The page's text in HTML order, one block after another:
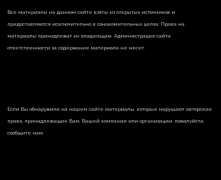
Все материалы на данном сайте взяты из открытых источников и
предоставляются исключительно в ознакомительных целях. Права на
материалы принадлежат их владельцам. Администрация сайта
ответственности за содержание материала не несет.
Если Вы обнаружили на нашем сайте материалы, которые нарушают авторские
права, принадлежащие Вам, Вашей компании или организации, пожалуйста,
сообщите нам.